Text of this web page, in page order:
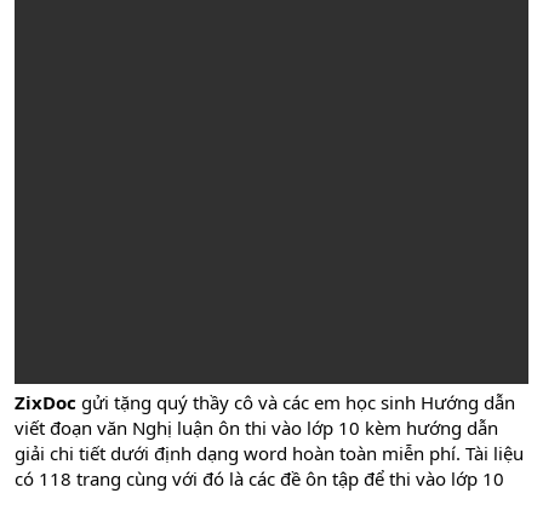
ZixDoc gửi tặng quý thầy cô và các em học sinh Hướng dẫn
viết đoạn văn Nghị luận ôn thi vào lớp 10 kèm hướng dẫn
giải chi tiết dưới định dạng word hoàn toàn miễn phí. Tài liệu
có 118 trang cùng với đó là các đề ôn tập để thi vào lớp 10